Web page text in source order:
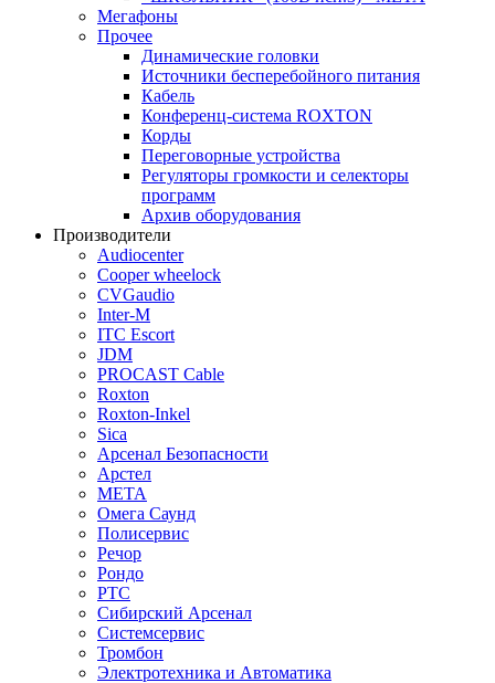
Мегафоны
Прочее
Динамические головки
Источники бесперебойного питания
Кабель
Конференц-система ROXTON
Корды
Переговорные устройства
Регуляторы громкости и селекторы
программ
Архив оборудования
Производители
Audiocenter
Cooper wheelock
CVGaudio
Inter-M
ITC Escort
JDM
PROCAST Cable
Roxton
Roxton-Inkel
Sica
Арсенал Безопасности
Арстел
МЕТА
Омега Саунд
Полисервис
Речор
Рондо
РТС
Сибирский Арсенал
Системсервис
Тромбон
Электротехника и Автоматика